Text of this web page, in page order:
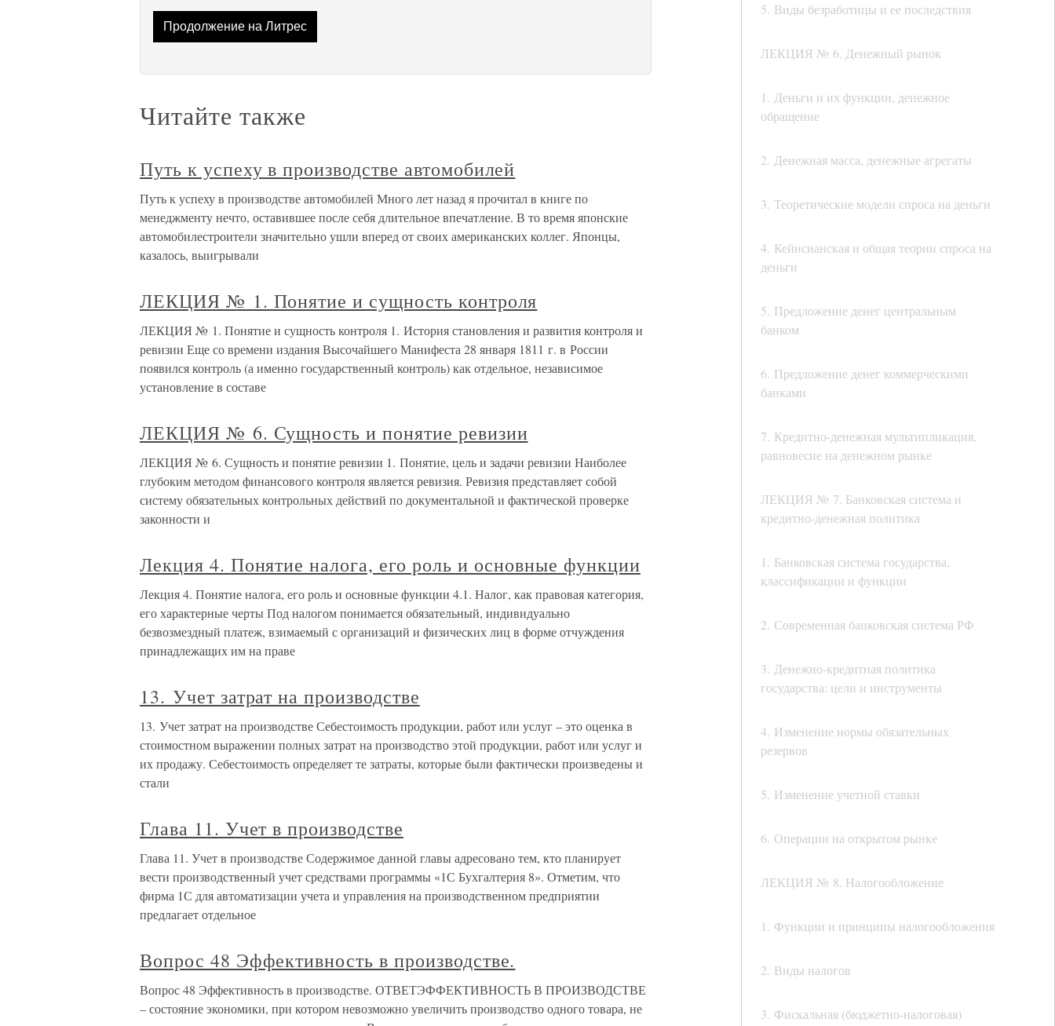
5. Виды безработицы и ее последствия
ЛЕКЦИЯ № 6. Денежный рынок
1. Деньги и их функции, денежное
обращение
2. Денежная масса, денежные агрегаты
3. Теоретические модели спроса на деньги
4. Кейнсианская и общая теории спроса на
деньги
5. Предложение денег центральным
банком
6. Предложение денег коммерческими
банками
7. Кредитно-денежная мультипликация,
равновесие на денежном рынке
ЛЕКЦИЯ № 7. Банковская система и
кредитно-денежная политика
1. Банковская система государства,
классификации и функции
2. Современная банковская система РФ
3. Денежно-кредитная политика
государства: цели и инструменты
4. Изменение нормы обязательных
резервов
5. Изменение учетной ставки
6. Операции на открытом рынке
ЛЕКЦИЯ № 8. Налогообложение
1. Функции и принципы налогообложения
2. Виды налогов
3. Фискальная (бюджетно-налоговая)
Продолжение на Литрес
Читайте также
Путь к успеху в производстве автомобилей
Путь к успеху в производстве автомобилей Много лет назад я прочитал в книге по
менеджменту нечто, оставившее после себя длительное впечатление. В то время японские
автомобилестроители значительно ушли вперед от своих американских коллег. Японцы,
казалось, выигрывали
ЛЕКЦИЯ № 1. Понятие и сущность контроля
ЛЕКЦИЯ № 1. Понятие и сущность контроля 1. История становления и развития контроля и
ревизии Еще со времени издания Высочайшего Манифеста 28 января 1811 г. в России
появился контроль (а именно государственный контроль) как отдельное, независимое
установление в составе
ЛЕКЦИЯ № 6. Сущность и понятие ревизии
ЛЕКЦИЯ № 6. Сущность и понятие ревизии 1. Понятие, цель и задачи ревизии Наиболее
глубоким методом финансового контроля является ревизия. Ревизия представляет собой
систему обязательных контрольных действий по документальной и фактической проверке
законности и
Лекция 4. Понятие налога, его роль и основные функции
Лекция 4. Понятие налога, его роль и основные функции 4.1. Налог, как правовая категория,
его характерные черты Под налогом понимается обязательный, индивидуально
безвозмездный платеж, взимаемый с организаций и физических лиц в форме отчуждения
принадлежащих им на праве
13. Учет затрат на производстве
13. Учет затрат на производстве Себестоимость продукции, работ или услуг – это оценка в
стоимостном выражении полных затрат на производство этой продукции, работ или услуг и
их продажу. Себестоимость определяет те затраты, которые были фактически произведены и
стали
Глава 11. Учет в производстве
Глава 11. Учет в производстве Содержимое данной главы адресовано тем, кто планирует
вести производственный учет средствами программы «1С Бухгалтерия 8». Отметим, что
фирма 1С для автоматизации учета и управления на производственном предприятии
предлагает отдельное
Вопрос 48 Эффективность в производстве.
Вопрос 48 Эффективность в производстве. ОТВЕТЭФФЕКТИВНОСТЬ В ПРОИЗВОДСТВЕ
– состояние экономики, при котором невозможно увеличить производство одного товара, не